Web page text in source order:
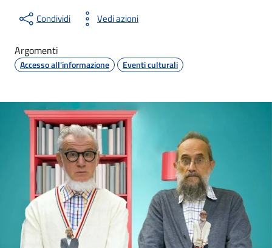
Condividi Vedi azioni
Argomenti
Accesso all'informazione Eventi culturali